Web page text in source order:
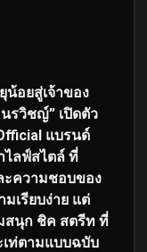
น้อยสู่เจ้าของ
รวิชญ์” เปิดตัว
แบรนด์
ไลฟ์สไตล์ ที่
ความชอบของ
มเรียบง่าย แต่
สนุก ชิค สตรีท ที่
ท่ตามแบบฉบับ